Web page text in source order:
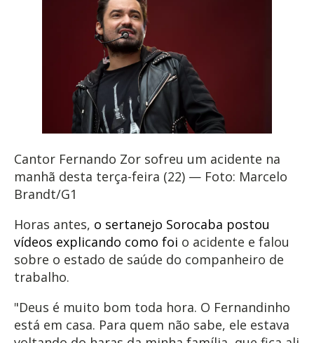
Cantor Fernando Zor sofreu um acidente na
manhã desta terça-feira (22) — Foto: Marcelo
Brandt/G1
Horas antes, o sertanejo Sorocaba postou
vídeos explicando como foi o acidente e falou
sobre o estado de saúde do companheiro de
trabalho.
"Deus é muito bom toda hora. O Fernandinho
está em casa. Para quem não sabe, ele estava